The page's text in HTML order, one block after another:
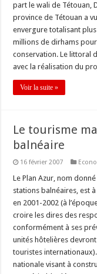
part le wali de Tétouan,
province de Tétouan a
envergure totalisant
millions de dirhams
conservation. Le littoral
avec la réalisation du
Voir la suite »
Le tourisme
balnéaire
16 février 2007
Le Plan Azur, nom
stations balnéaires, est
en 2001-2002 (à
croire les dires des
conformément à ses
unités hôtelières
touristes
nationale visant à